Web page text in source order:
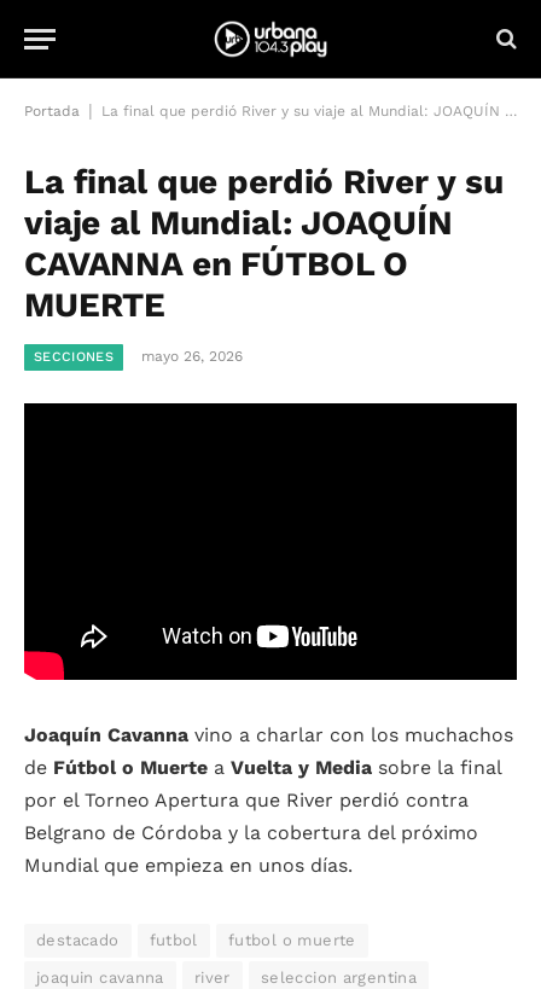
Portada La final que perdió River y su viaje al Mundial: JOAQUÍN CAVANNA en FÚTBOL O MUERTE
La final que perdió River y su
viaje al Mundial: JOAQUÍN
CAVANNA en FÚTBOL O
MUERTE
SECCIONES mayo 26, 2026
Joaquín Cavanna vino a charlar con los muchachos
de Fútbol o Muerte a Vuelta y Media sobre la final
por el Torneo Apertura que River perdió contra
Belgrano de Córdoba y la cobertura del próximo
Mundial que empieza en unos días.
destacado futbol futbol o muerte
joaquin cavanna river seleccion argentina